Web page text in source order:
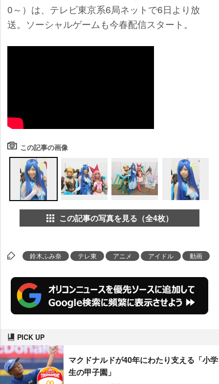
0～）は、テレビ東京系6局ネットで6日より放
送。ソーシャルゲームも今春配信スタート。
この記事の画像
この記事の写真を見る（全4枚）
鈴木ふみ奈 テレ東 アニメ アイドル 動画
PICK UP
マクドナルドが40年にわたり支える「小学
生の甲子園」